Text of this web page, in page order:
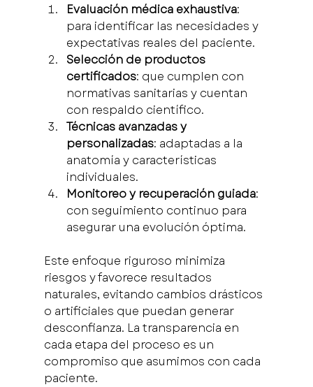
Evaluación médica exhaustiva:
para identificar las necesidades y
expectativas reales del paciente.
Selección de productos
certificados: que cumplen con
normativas sanitarias y cuentan
con respaldo científico.
Técnicas avanzadas y
personalizadas: adaptadas a la
anatomía y características
individuales.
Monitoreo y recuperación guiada:
con seguimiento continuo para
asegurar una evolución óptima.
Este enfoque riguroso minimiza
riesgos y favorece resultados
naturales, evitando cambios drásticos
o artificiales que puedan generar
desconfianza. La transparencia en
cada etapa del proceso es un
compromiso que asumimos con cada
paciente.